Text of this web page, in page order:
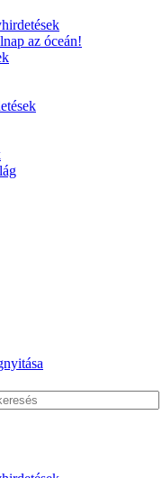
az óceán!